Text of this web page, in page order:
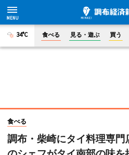
34°C 食べる 見る・遊ぶ 買う
食べる
調布・柴崎にタイ料理専